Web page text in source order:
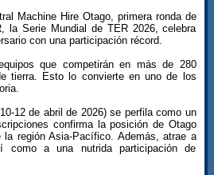
Machine Hire Otago, primera ronda de
la Serie Mundial de TER 2026, celebra
con una participación récord.
que competirán en más de 280
tierra. Esto lo convierte en uno de los
12 de abril de 2026) se perfila como un
confirma la posición de Otago
región Asia-Pacífico. Además, atrae a
como a una nutrida participación de